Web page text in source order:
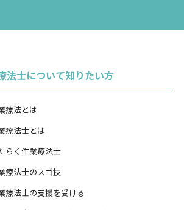
法士について知りたい方
療法とは
療法士とは
らく作業療法士
療法士のスゴ技
療法士の支援を受ける